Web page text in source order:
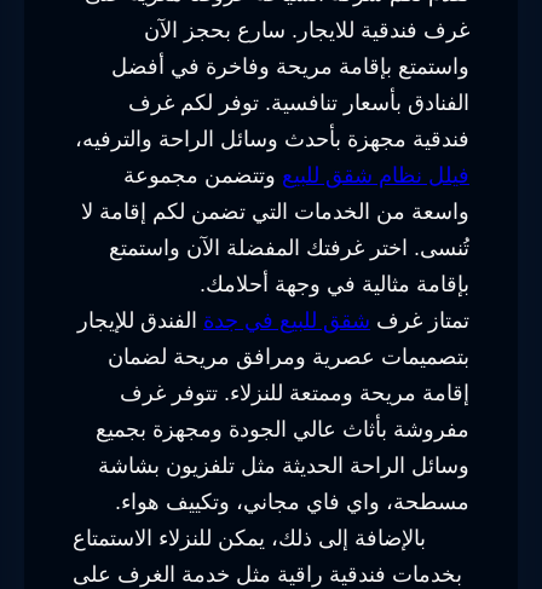
غرف فندقية للايجار. سارع بحجز الآن
واستمتع بإقامة مريحة وفاخرة في أفضل
الفنادق بأسعار تنافسية. توفر لكم غرف
فندقية مجهزة بأحدث وسائل الراحة والترفيه،
فيلل نظام شقق للبيع وتتضمن مجموعة
واسعة من الخدمات التي تضمن لكم إقامة لا
تُنسى. اختر غرفتك المفضلة الآن واستمتع
بإقامة مثالية في وجهة أحلامك.
تمتاز غرف شقق للبيع في جدة الفندق للإيجار
بتصميمات عصرية ومرافق مريحة لضمان
إقامة مريحة وممتعة للنزلاء. تتوفر غرف
مفروشة بأثاث عالي الجودة ومجهزة بجميع
وسائل الراحة الحديثة مثل تلفزيون بشاشة
مسطحة، واي فاي مجاني، وتكييف هواء.
بالإضافة إلى ذلك، يمكن للنزلاء الاستمتاع
بخدمات فندقية راقية مثل خدمة الغرف على